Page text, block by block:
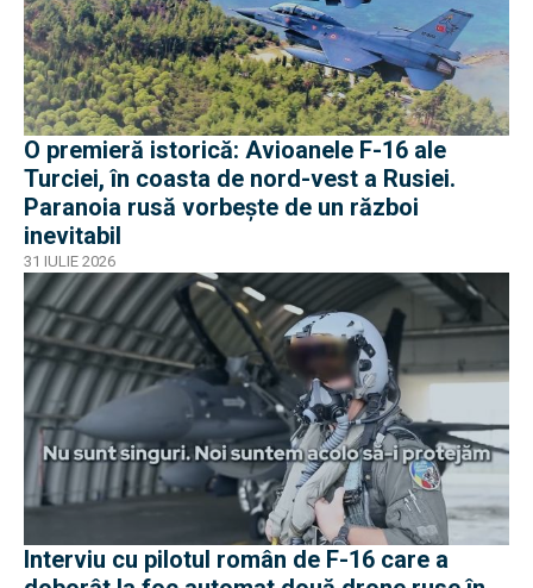
O premieră istorică: Avioanele F-16 ale
Turciei, în coasta de nord-vest a Rusiei.
Paranoia rusă vorbește de un război
inevitabil
31 IULIE 2026
Interviu cu pilotul român de F-16 care a